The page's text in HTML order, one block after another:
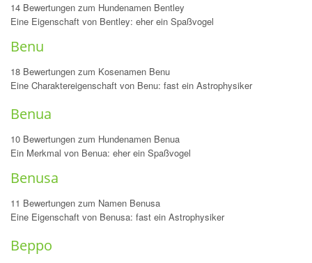
14 Bewertungen zum Hundenamen Bentley
Eine Eigenschaft von Bentley: eher ein Spaßvogel
Benu
18 Bewertungen zum Kosenamen Benu
Eine Charaktereigenschaft von Benu: fast ein Astrophysiker
Benua
10 Bewertungen zum Hundenamen Benua
Ein Merkmal von Benua: eher ein Spaßvogel
Benusa
11 Bewertungen zum Namen Benusa
Eine Eigenschaft von Benusa: fast ein Astrophysiker
Beppo